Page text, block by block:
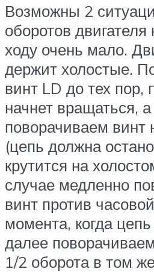
Возможны 2
оборотов двигателя
ходу очень мало.
держит холостые.
винт LD до тех пор,
начнет вращаться,
поворачиваем винт
(цепь должна
крутится на
случае медленно
винт против
момента, когда
далее
1/2 оборота в том